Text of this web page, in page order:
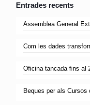
Entrades recents
Assemblea General
Com les dades
Oficina tancada fins al
Beques per als Cursos